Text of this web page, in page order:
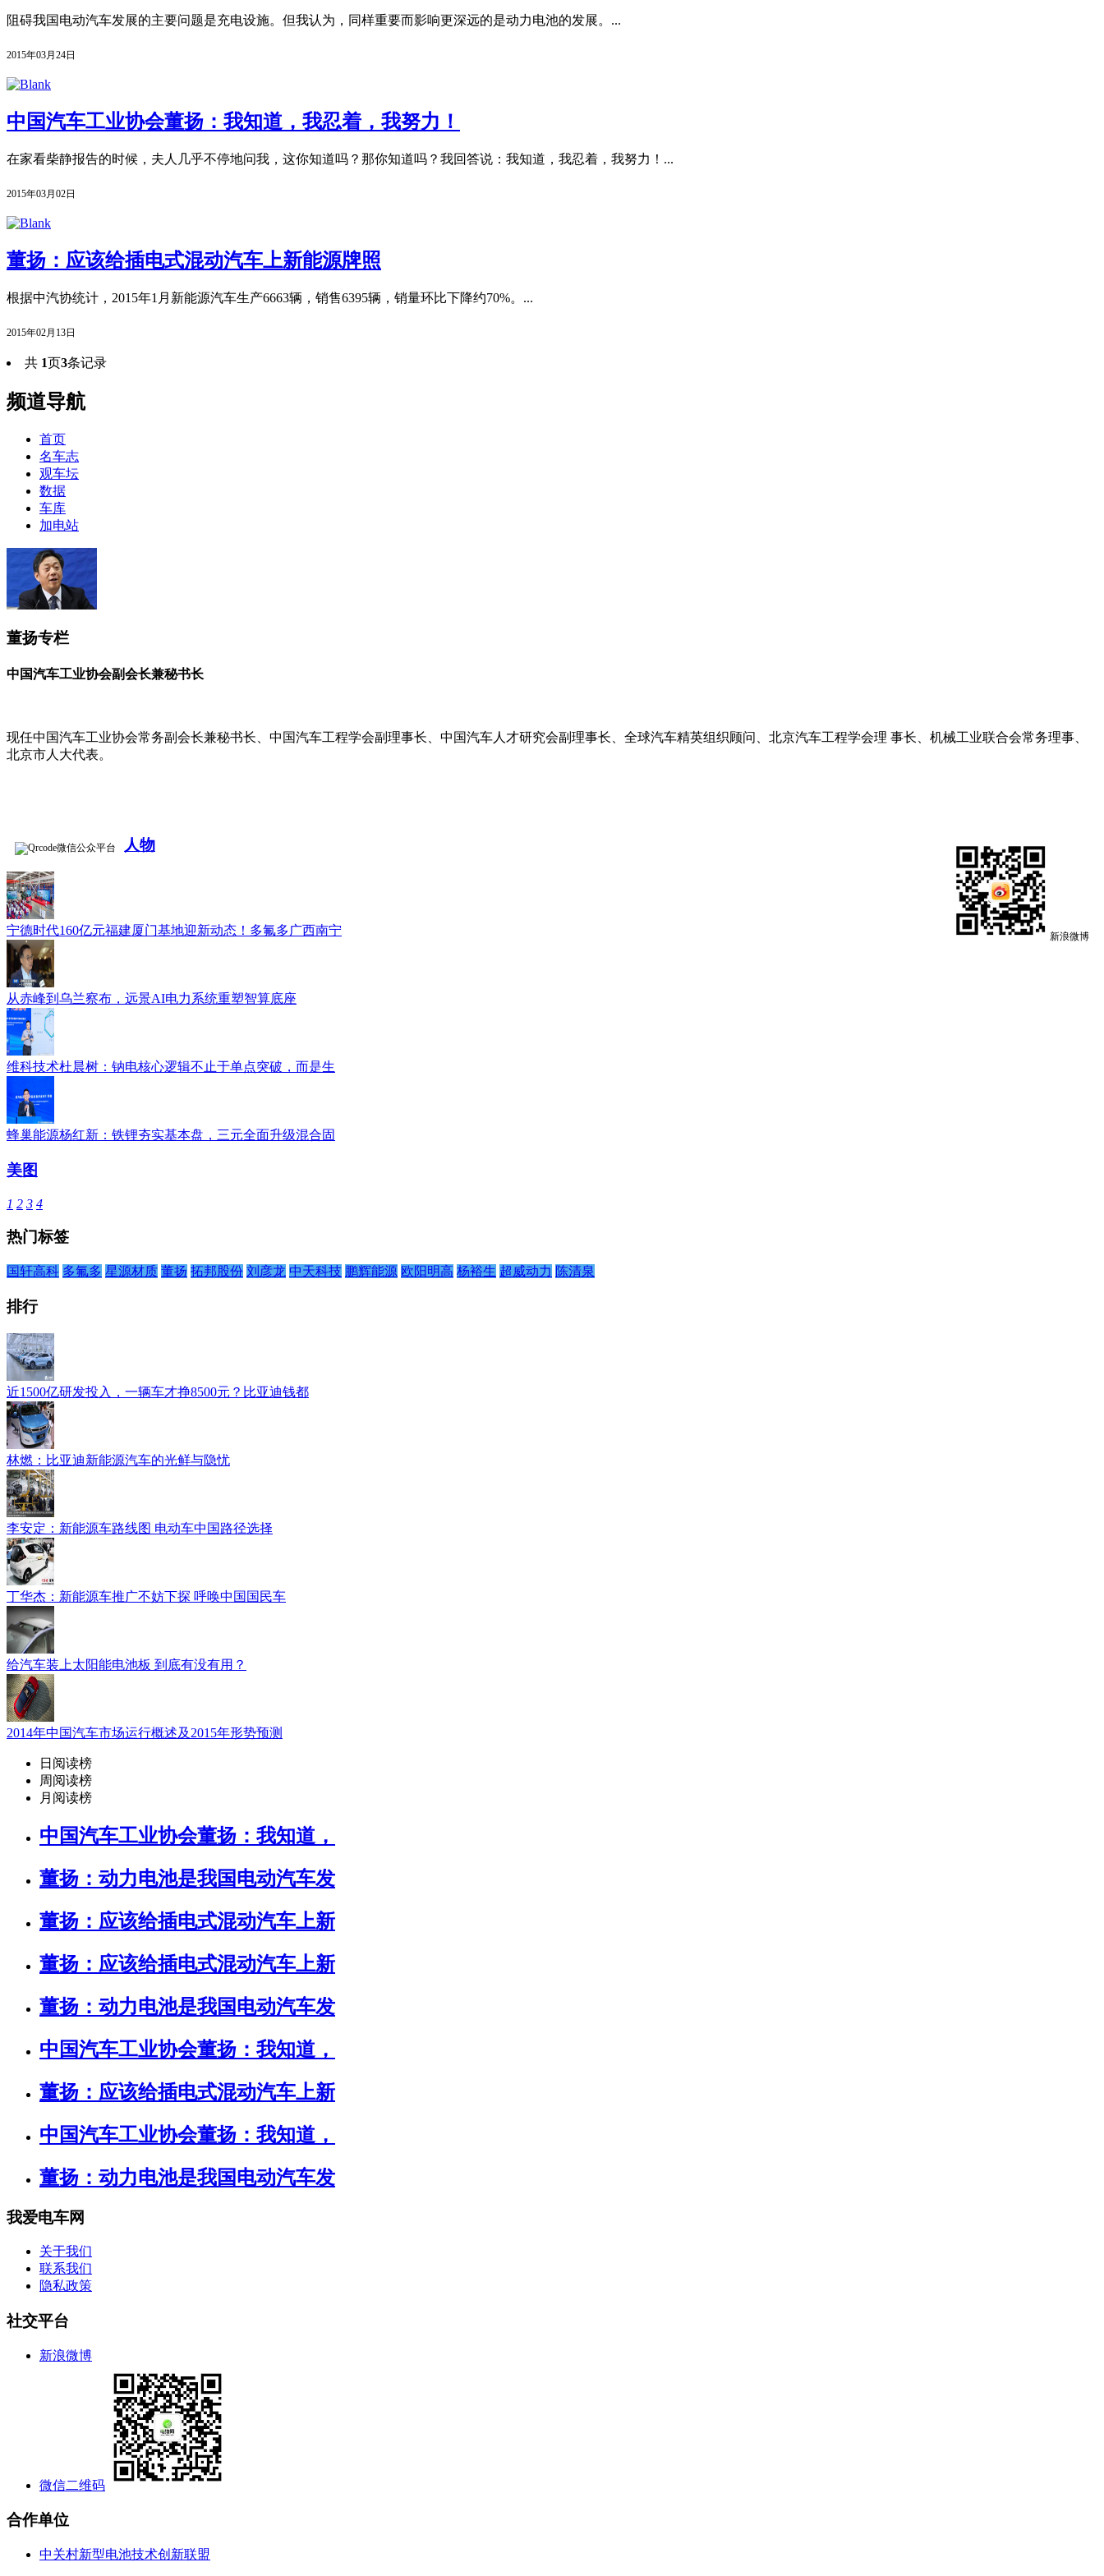
阻碍我国电动汽车发展的主要问题是充电设施。但我认为，同样重要而影响更深远的是动力电池的发展。...
2015年03月24日
中国汽车工业协会董扬：我知道，我忍着，我努力！
在家看柴静报告的时候，夫人几乎不停地问我，这你知道吗？那你知道吗？我回答说：我知道，我忍着，我努力！...
2015年03月02日
董扬：应该给插电式混动汽车上新能源牌照
根据中汽协统计，2015年1月新能源汽车生产6663辆，销售6395辆，销量环比下降约70%。...
2015年02月13日
共 1页3条记录
频道导航
首页
名车志
观车坛
数据
车库
加电站
董扬专栏
中国汽车工业协会副会长兼秘书长
现任中国汽车工业协会常务副会长兼秘书长、中国汽车工程学会副理事长、中国汽车人才研究会副理事长、全球汽车精英组织顾问、北京汽车工程学会理 事长、机械工业联合会常务理事、
北京市人大代表。
微信公众平台
新浪微博
人物
宁德时代160亿元福建厦门基地迎新动态！多氟多广西南宁
从赤峰到乌兰察布，远景AI电力系统重塑智算底座
维科技术杜晨树：钠电核心逻辑不止于单点突破，而是生
蜂巢能源杨红新：铁锂夯实基本盘，三元全面升级混合固
美图
1 2 3 4
热门标签
国轩高科 多氟多 星源材质 董扬 拓邦股份 刘彦龙 中天科技 鹏辉能源 欧阳明高 杨裕生 超威动力 陈清泉
排行
近1500亿研发投入，一辆车才挣8500元？比亚迪钱都
林燃：比亚迪新能源汽车的光鲜与隐忧
李安定：新能源车路线图 电动车中国路径选择
丁华杰：新能源车推广不妨下探 呼唤中国国民车
给汽车装上太阳能电池板 到底有没有用？
2014年中国汽车市场运行概述及2015年形势预测
日阅读榜
周阅读榜
月阅读榜
中国汽车工业协会董扬：我知道，
董扬：动力电池是我国电动汽车发
董扬：应该给插电式混动汽车上新
董扬：应该给插电式混动汽车上新
董扬：动力电池是我国电动汽车发
中国汽车工业协会董扬：我知道，
董扬：应该给插电式混动汽车上新
中国汽车工业协会董扬：我知道，
董扬：动力电池是我国电动汽车发
我爱电车网
关于我们
联系我们
隐私政策
社交平台
新浪微博
微信二维码
合作单位
中关村新型电池技术创新联盟